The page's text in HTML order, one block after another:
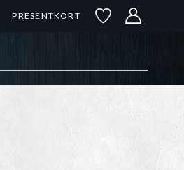
PRESENTKORT